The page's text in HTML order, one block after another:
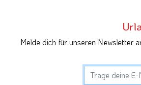
Melde dich für unseren Newsletter